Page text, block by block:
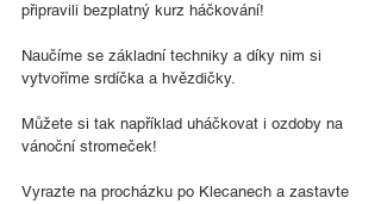
připravili bezplatný kurz háčkování!
Naučíme se základní techniky a díky nim si
vytvoříme srdíčka a hvězdičky.
Můžete si tak například uháčkovat i ozdoby na
vánoční stromeček!
Vyrazte na procházku po Klecanech a zastavte